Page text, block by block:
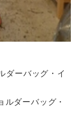
ーバッグ・イ
ーバッグ・